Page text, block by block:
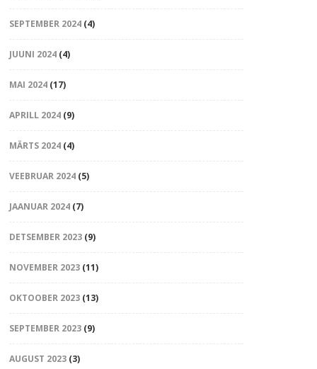
SEPTEMBER 2024(4)
JUUNI 2024(4)
MAI 2024(17)
APRILL 2024(9)
MÄRTS 2024(4)
VEEBRUAR 2024(5)
JAANUAR 2024(7)
DETSEMBER 2023(9)
NOVEMBER 2023(11)
OKTOOBER 2023(13)
SEPTEMBER 2023(9)
AUGUST 2023(3)